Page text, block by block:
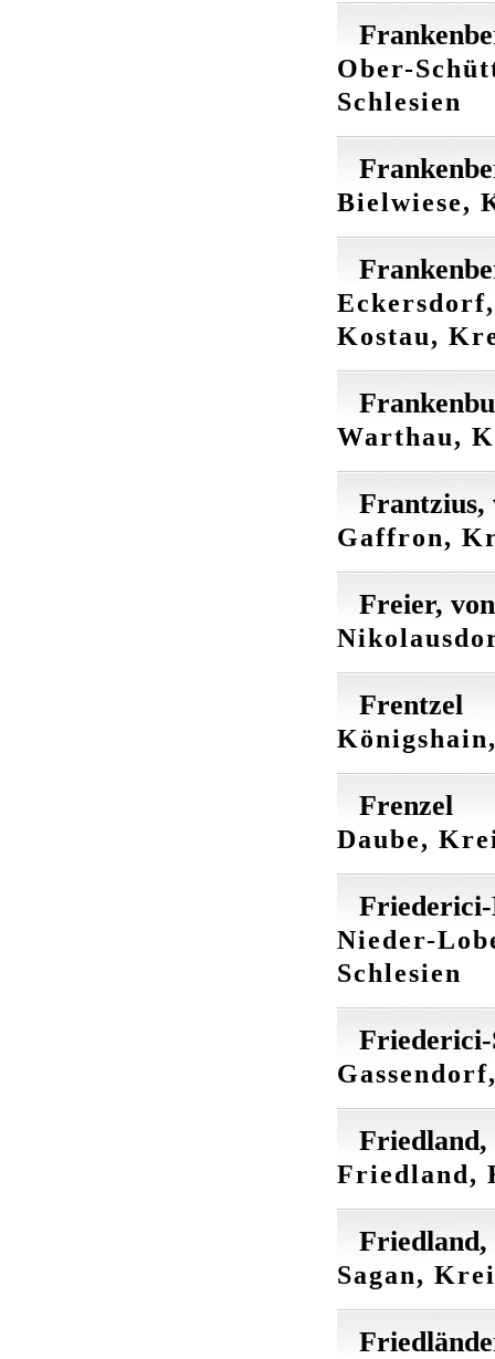
Ober-
Schlesien
Bielwiese,
Kostau,
Warthau,
Frantzius,
Gaffron,
Freier, von
Frentzel
Frenzel
Daube,
Nieder-
Schlesien
Friederici-
Friedland,
Friedland,
Sagan,